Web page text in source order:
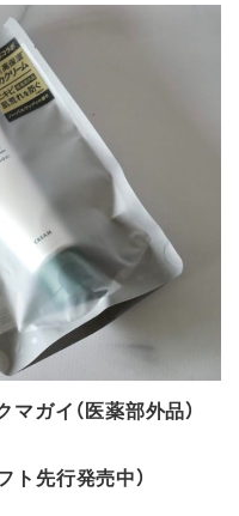
ガイ（医薬部外品）
ト先行発売中）